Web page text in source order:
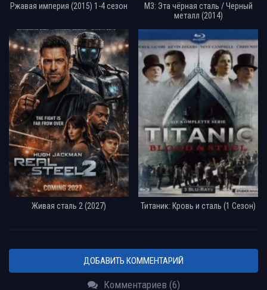
Ржавая империя (2015) 1-4 сезон
М3: Эта чёрная сталь / Черный
металл (2014)
Живая сталь 2 (2027) Титаник: Кровь и сталь (1 Сезон)
ДОБАВИТЬ КОММЕНТАРИЙ
Комментариев (6)